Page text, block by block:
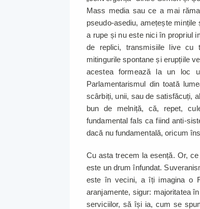
Mass media sau ce a mai
pseudo-asediu, amețește
a rupe și nu este nici în propriul
de replici, transmisiile live cu
mitingurile spontane și erupțiile
acestea formează la un loc
Parlamentarismul din toată
scârbiți, unii, sau de satisfăcuți,
bun de melniță, că, repet,
fundamental fals ca fiind anti-
dacă nu fundamentală, oricum
Cu asta trecem la esență. Or,
este un drum înfundat.
este în vecini, a îți imagina o
aranjamente, sigur: majoritatea
serviciilor, să își ia, cum se